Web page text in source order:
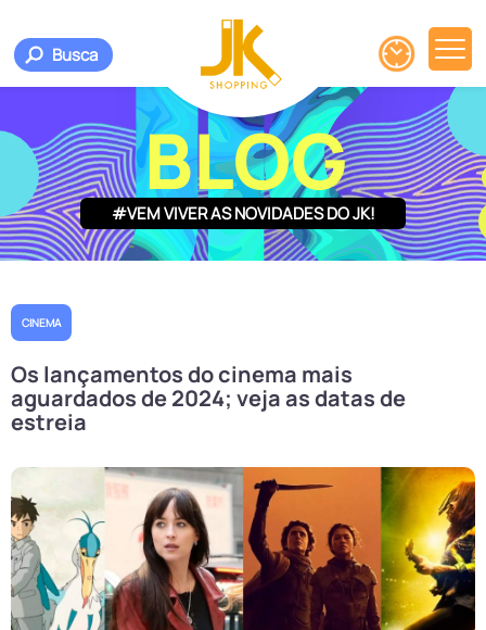
Busca
BLOG
#VEM VIVER AS NOVIDADES DO JK!
CINEMA
Os lançamentos do cinema mais
aguardados de 2024; veja as datas de
estreia